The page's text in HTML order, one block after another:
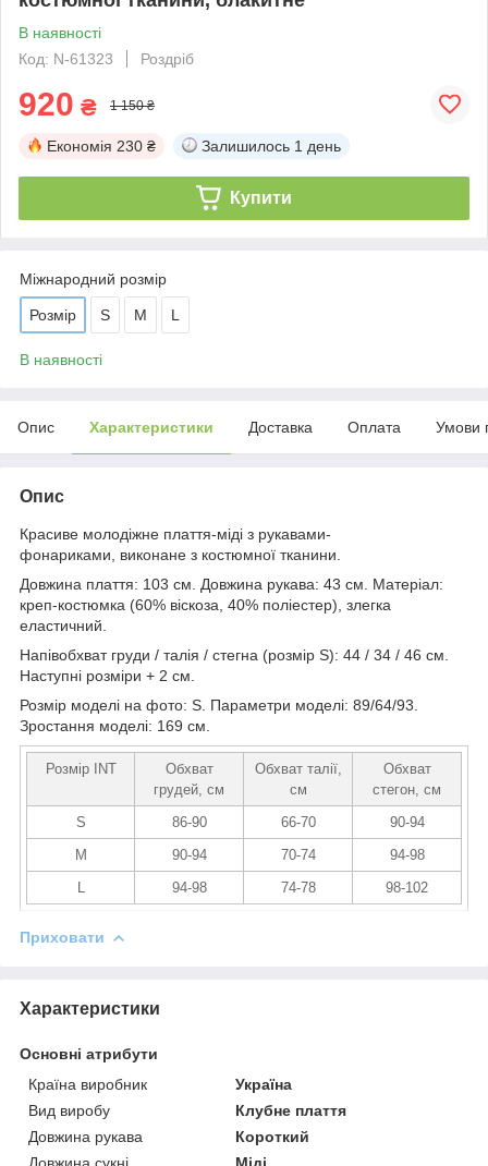
В наявності
Код: N-61323
Роздріб
920 ₴ 1 150 ₴
Економія 230 ₴ Залишилось 1 день
Купити
Міжнародний розмір
Розмір S M L
В наявності
Опис Характеристики Доставка Оплата Умови
Опис
Красиве молодіжне плаття-міді з рукавами-
фонариками, виконане з костюмної тканини.
Довжина плаття: 103 см. Довжина рукава: 43 см. Матеріал:
креп-костюмка (60% віскоза, 40% поліестер), злегка
еластичний.
Напівобхват груди / талія / стегна (розмір S): 44 / 34 / 46 см.
Наступні розміри + 2 см.
Розмір моделі на фото: S. Параметри моделі: 89/64/93.
Зростання моделі: 169 см.
Розмір INT
Обхват
грудей, см
Обхват талії,
см
Обхват
стегон, см
S
86-90 66-70
90-94
M
90-94 70-74
94-98
94-98 74-78 98-102
Приховати
Характеристики
Основні атрибути
Країна виробник
Україна
Вид виробу
Клубне плаття
Довжина рукава
Короткий
Довжина сукні
Міді